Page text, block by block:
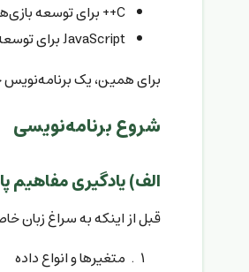
C++ برای توسعه بازی‌ها و نرم‌افزارهای عملکرد بالا ایده‌آل است، اما یادگیری آن برای مبتدیان دشوارتر است.
JavaScript برای توسعه وب ضروری است، اما برای ساخت نرم‌افزارهای دسکتاپ یا سیستمی کاربرد کمتری دارد.
برای همین، یک برنامه‌نویس
شروع برنامه‌نویسی
الف) یادگیری مفاهیم
قبل از اینکه به سراغ زبان
متغیرها و انواع داده